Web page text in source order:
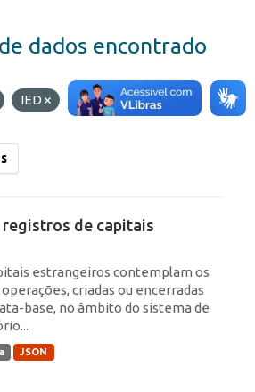
dados encontrado
IED Formatos:
OData
registros de capitais
estrangeiros contemplam os
criadas ou encerradas
base, no âmbito do sistema de
JSON